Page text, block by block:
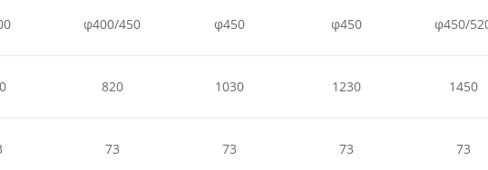
φ400/450 φ450 φ450 φ450/
820 1030 1230 1450
73 73 73 73